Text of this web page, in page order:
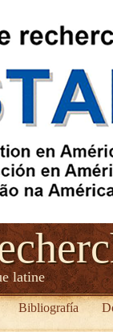
latine
Bibliografía